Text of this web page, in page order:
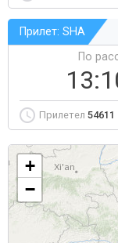
Прилет: SHA
По
Прилетел 54611
+
−